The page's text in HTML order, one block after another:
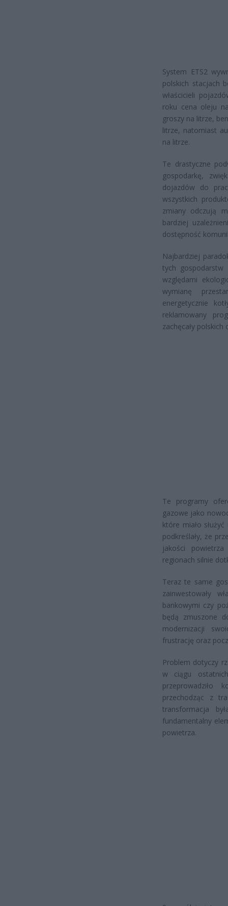
System ETS2
polskich stacjach
właścicieli
roku cena oleju
groszy na litrze,
litrze, natomiast
na litrze.
Te drastyczne
gospodarkę,
dojazdów do
wszystkich
zmiany odczują
bardziej
dostępność
Najbardziej
tych
względami
wymianę
energetycznie
reklamowany
zachęcały
Te programy
gazowe jako
które miało
podkreślały, że
jakości
regionach silnie
Teraz te same
zainwestowały
bankowymi czy
będą zmuszone
modernizacji
frustrację oraz
Problem dotyczy
w ciągu
przeprowadziło
przechodząc z
transformacja
fundamentalny
powietrza.